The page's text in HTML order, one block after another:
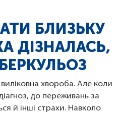
БЛИЗЬКУ
ДІЗНАЛАСЬ,
хвороба. Але коли
до переживань за
й інші страхи. Навколо